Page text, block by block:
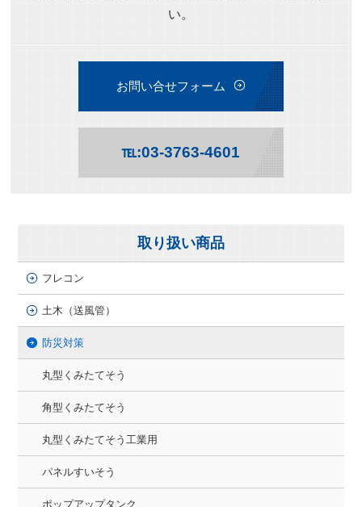
い。
お問い合せフォーム
℡:03-3763-4601
取り扱い商品
フレコン
土木（送風管）
防災対策
丸型くみたてそう
角型くみたてそう
丸型くみたてそう工業用
パネルすいそう
ポップアップタンク